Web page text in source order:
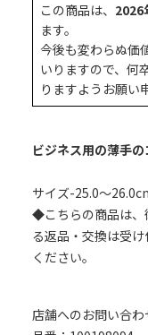
この商品は、 2026
ます。
今後も変わらぬ価
いりますので、何
りますようお願い
ビジネス用の薄手
サイズ-25.0～
◆こちらの商品は、
る返品・交換は受
ください。
店舗へのお問い合わ